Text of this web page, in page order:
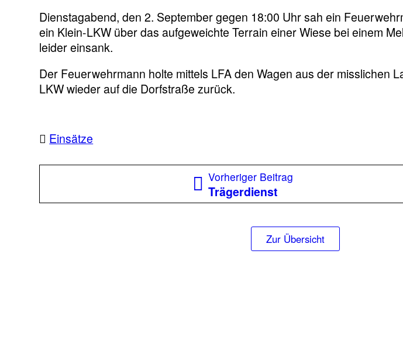
Dienstagabend, den 2. September gegen 18:00 Uhr sah ein
ein Klein-LKW über das aufgeweichte Terrain einer Wiese bei einem
leider einsank.
Der Feuerwehrmann holte mittels LFA den Wagen aus der misslichen
LKW wieder auf die Dorfstraße zurück.
Einsätze
Beitragsnavigation Vorheriger BeitragVorheriger
Trägerdienst
Zur Übersicht